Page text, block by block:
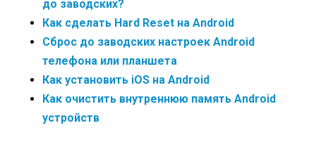
до заводских?
Как сделать Hard Reset на Android
Сброс до заводских настроек Android
телефона или планшета
Как установить iOS на Android
Как очистить внутреннюю память Android
устройств